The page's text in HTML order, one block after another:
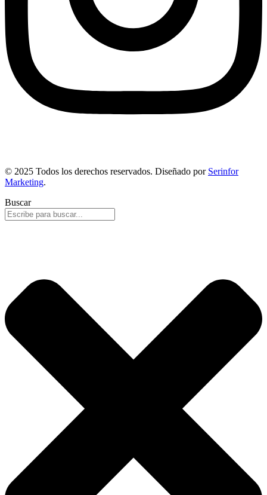
© 2025 Todos los derechos reservados. Diseñado por Serinfor
Marketing.
Buscar